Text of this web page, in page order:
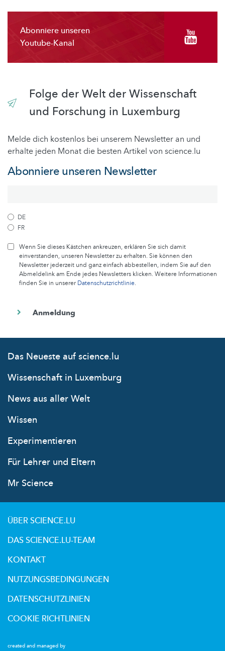
Abonniere unseren
Youtube-Kanal
Folge der Welt der Wissenschaft
und Forschung in Luxemburg
Melde dich kostenlos bei unserem Newsletter an und
erhalte jeden Monat die besten Artikel von science.lu
Abonniere unseren Newsletter
DE
FR
Wenn Sie dieses Kästchen ankreuzen, erklären Sie sich damit
einverstanden, unseren Newsletter zu erhalten. Sie können den
Newsletter jederzeit und ganz einfach abbestellen, indem Sie auf den
Abmeldelink am Ende jedes Newsletters klicken. Weitere Informationen
finden Sie in unsererDatenschutzrichtlinie.
Das Neueste auf science.lu
Wissenschaft in Luxemburg
News aus aller Welt
Wissen
Experimentieren
Für Lehrer und Eltern
Mr Science
created and managed by
ÜBER SCIENCE.LU
DAS SCIENCE.LU-TEAM
KONTAKT
NUTZUNGSBEDINGUNGEN
DATENSCHUTZLINIEN
COOKIE RICHTLINIEN